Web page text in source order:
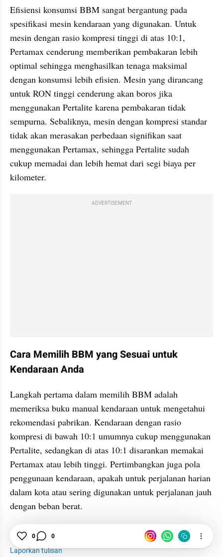
Efisiensi konsumsi BBM sangat bergantung pada
spesifikasi mesin kendaraan yang digunakan. Untuk
mesin dengan rasio kompresi tinggi di atas 10:1,
Pertamax cenderung memberikan pembakaran lebih
optimal sehingga menghasilkan tenaga maksimal
dengan konsumsi lebih efisien. Mesin yang dirancang
untuk RON tinggi cenderung akan boros jika
menggunakan Pertalite karena pembakaran tidak
sempurna. Sebaliknya, mesin dengan kompresi standar
tidak akan merasakan perbedaan signifikan saat
menggunakan Pertamax, sehingga Pertalite sudah
cukup memadai dan lebih hemat dari segi biaya per
kilometer.
ADVERTISEMENT
Cara Memilih BBM yang Sesuai untuk
Kendaraan Anda
Langkah pertama dalam memilih BBM adalah
memeriksa buku manual kendaraan untuk mengetahui
rekomendasi pabrikan. Kendaraan dengan rasio
kompresi di bawah 10:1 umumnya cukup menggunakan
Pertalite, sedangkan di atas 10:1 disarankan memakai
Pertamax atau lebih tinggi. Pertimbangkan juga pola
penggunaan kendaraan, apakah untuk perjalanan harian
dalam kota atau sering digunakan untuk perjalanan jauh
dengan beban berat.
Pertalite
Laporkan tulisan
0 0